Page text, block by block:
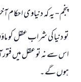
پنجم- یہ کہ دنیاوی
تو دنیا کی شراب عقل
اس سے نہ تو عقل میں فتور
ہوں گے ۔